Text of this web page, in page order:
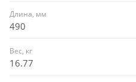
Длина, мм
490
Вес, кг
16.77